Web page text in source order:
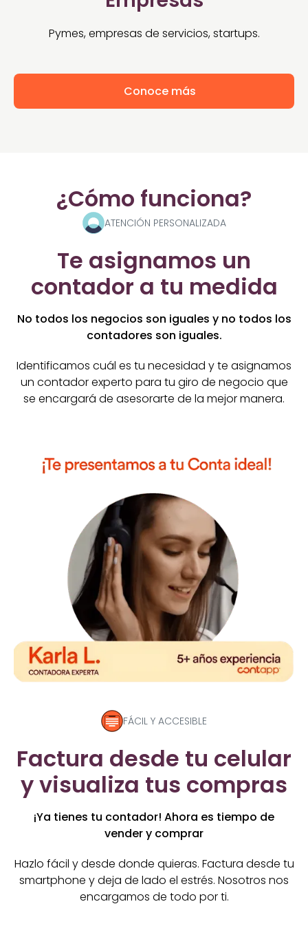
Pymes, empresas de servicios, startups.
Conoce más
¿Cómo funciona?
ATENCIÓN PERSONALIZADA
Te asignamos un
contador a tu medida
No todos los negocios son iguales y no todos los
contadores son iguales.
Identificamos cuál es tu necesidad y te asignamos
un contador experto para tu giro de negocio que
se encargará de asesorarte de la mejor manera.
FÁCIL Y ACCESIBLE
Factura desde tu celular
y visualiza tus compras
¡Ya tienes tu contador! Ahora es tiempo de
vender y comprar
Hazlo fácil y desde donde quieras. Factura desde tu
smartphone y deja de lado el estrés. Nosotros nos
encargamos de todo por ti.